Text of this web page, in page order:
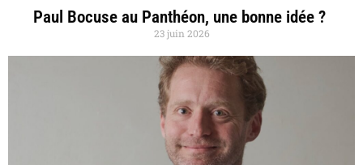
Paul Bocuse au Panthéon, une bonne idée ?
23 juin 2026